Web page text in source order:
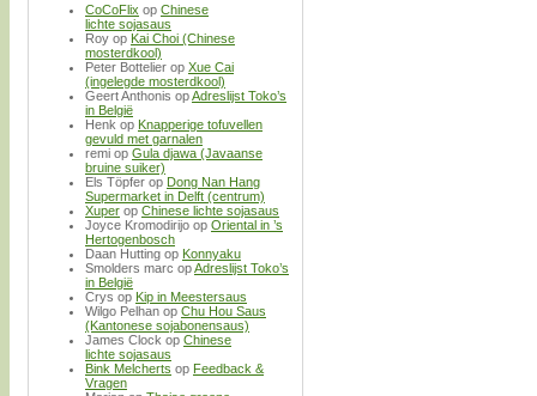
CoCoFlix op Chinese
lichte sojasaus
Roy op Kai Choi (Chinese
mosterdkool)
Peter Bottelier op Xue Cai
(ingelegde mosterdkool)
Geert Anthonis opAdreslijst Toko’s
in België
Henk op Knapperige tofuvellen
gevuld met garnalen
remi op Gula djawa (Javaanse
bruine suiker)
Els Töpfer op Dong Nan Hang
Supermarket in Delft (centrum)
Xuper op Chinese lichte sojasaus
Joyce Kromodirijo op Oriental in ’s
Hertogenbosch
Daan Hutting op Konnyaku
Smolders marc opAdreslijst Toko’s
in België
Crys op Kip in Meestersaus
Wilgo Pelhan op Chu Hou Saus
(Kantonese sojabonensaus)
James Clock op Chinese
lichte sojasaus
Bink Melcherts op Feedback &
Vragen